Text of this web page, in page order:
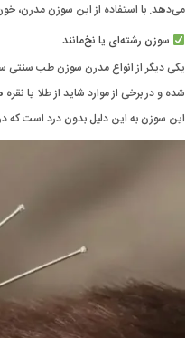
می‌دهد. با استفاده از این سوزن مدرن،
سوزن رشته‌ای یا نخ‌مانند
یکی دیگر از انواع مدرن سوزن طب سنتی
این سوزن به این دلیل بدون درد است که